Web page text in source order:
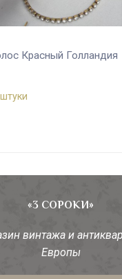
Красный Голландия
«3 СОРОКИ»
винтажа и
Европы